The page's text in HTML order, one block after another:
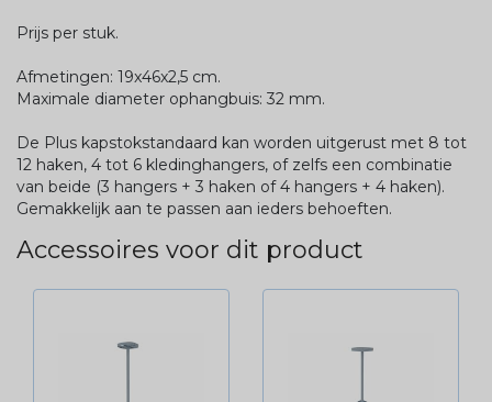
Prijs per stuk.
Afmetingen: 19x46x2,5 cm.
Maximale diameter ophangbuis: 32 mm.
De Plus kapstokstandaard kan worden uitgerust met 8 tot
12 haken, 4 tot 6 kledinghangers, of zelfs een combinatie
van beide (3 hangers + 3 haken of 4 hangers + 4 haken).
Gemakkelijk aan te passen aan ieders behoeften.
Accessoires voor dit product